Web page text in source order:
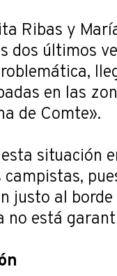
Ribas y
dos últimos
en las
de Comte».
situación
justo al
no está